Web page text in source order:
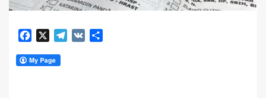
Facebook Telegram
VK